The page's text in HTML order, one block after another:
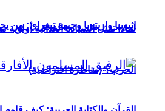
إثيوبيا وإريتريا وجبهة تيغراي: من
الحرب؟ (مناظرة افتراضية)
لماذا تمثل السيادة الغذائية أولوية